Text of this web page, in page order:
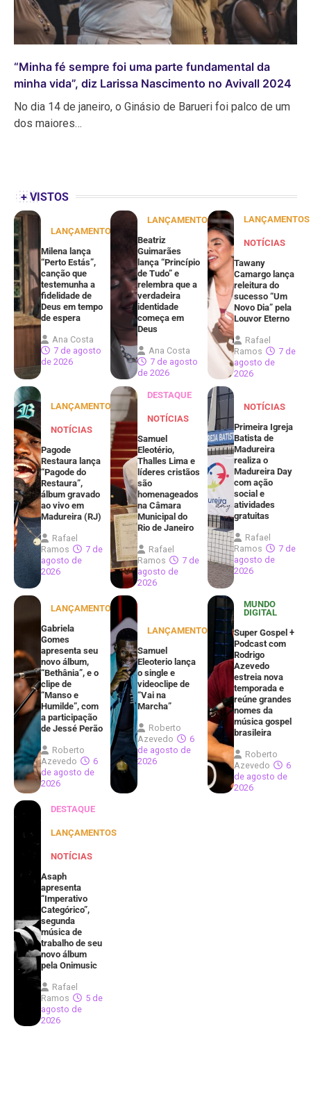
“Minha fé sempre foi uma parte fundamental da
minha vida”, diz Larissa Nascimento no Avivall 2024
No dia 14 de janeiro, o Ginásio de Barueri foi palco de um
dos maiores…
+ VISTOS
LANÇAMENTOS
Milena lança
“Perto Estás”,
canção que
testemunha a
fidelidade de
Deus em tempo
de espera
Ana Costa
7 de agosto
de 2026
LANÇAMENTOS
Beatriz
Guimarães
lança “Princípio
de Tudo” e
relembra que a
verdadeira
identidade
começa em
Deus
Ana Costa
7 de agosto
de 2026
LANÇAMENTOS
NOTÍCIAS
Tawany
Camargo lança
releitura do
sucesso “Um
Novo Dia” pela
Louvor Eterno
Rafael
Ramos
7 de
agosto de
2026
LANÇAMENTOS
NOTÍCIAS
Pagode
Restaura lança
“Pagode do
Restaura”,
álbum gravado
ao vivo em
Madureira (RJ)
Rafael
Ramos
7 de
agosto de
2026
DESTAQUE
NOTÍCIAS
Samuel
Eleotério,
Thalles Lima e
líderes cristãos
são
homenageados
na Câmara
Municipal do
Rio de Janeiro
Rafael
Ramos
7 de
agosto de
2026
NOTÍCIAS
Primeira Igreja
Batista de
Madureira
realiza o
Madureira Day
com ação
social e
atividades
gratuitas
Rafael
Ramos
7 de
agosto de
2026
LANÇAMENTOS
Gabriela
Gomes
apresenta seu
novo álbum,
“Bethânia”, e o
clipe de
“Manso e
Humilde”, com
a participação
de Jessé Perão
Roberto
Azevedo
6
de agosto de
2026
LANÇAMENTOS
Samuel
Eleoterio lança
o single e
videoclipe de
“Vai na
Marcha”
Roberto
Azevedo
6
de agosto de
2026
MUNDO
DIGITAL
Super Gospel +
Podcast com
Rodrigo
Azevedo
estreia nova
temporada e
reúne grandes
nomes da
música gospel
brasileira
Roberto
Azevedo
6
de agosto de
2026
DESTAQUE
LANÇAMENTOS
NOTÍCIAS
Asaph
apresenta
“Imperativo
Categórico”,
segunda
música de
trabalho de seu
novo álbum
pela Onimusic
Rafael
Ramos
5 de
agosto de
2026